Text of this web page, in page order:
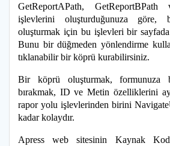
GetReportAPath, GetReportBPath
işlevlerini oluşturduğunuza göre,
oluşturmak için bu işlevleri bir
Bunu bir düğmeden yönlendirme
tıklanabilir bir köprü kurabilirsiniz.
Bir köprü oluşturmak, formunuza
bırakmak, ID ve Metin özelliklerini
rapor yolu işlevlerinden birini
kadar kolaydır.
Apress web sitesinin Kaynak